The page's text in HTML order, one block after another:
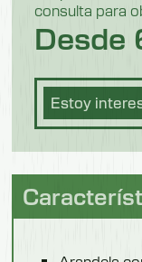
1350 mm
300 mm
Anchura
850 mm
Altura
1100 mm
Peso
consulta para
Estoy